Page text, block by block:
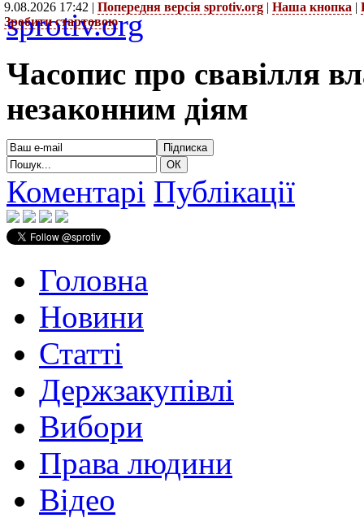
9.08.2026 17:42 | Попередня версія sprotiv.org | Наша кнопка |
Зробити стартовою
sprotiv.org
Часопис про свавілля
незаконним діям
Коментарі Публікації
Головна
Новини
Статті
Держзакупівлі
Вибори
Права людини
Відео